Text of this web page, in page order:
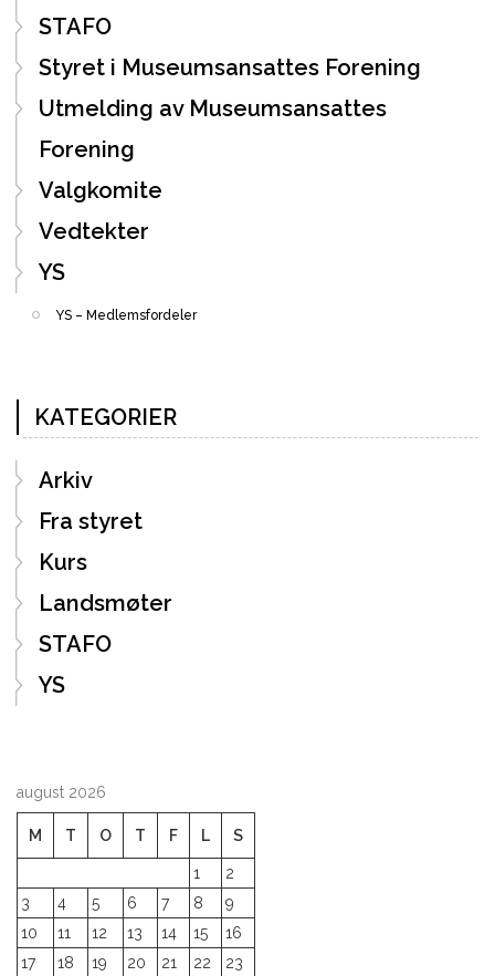
STAFO
Styret i Museumsansattes Forening
Utmelding av Museumsansattes
Forening
Valgkomite
Vedtekter
YS
YS – Medlemsfordeler
KATEGORIER
Arkiv
Fra styret
Kurs
Landsmøter
STAFO
YS
august 2026
M T O T F L S
1
2
3
4 5 6 7 8
9
10
11 12 13 14 15
16
17
18 19 20 21 22 23